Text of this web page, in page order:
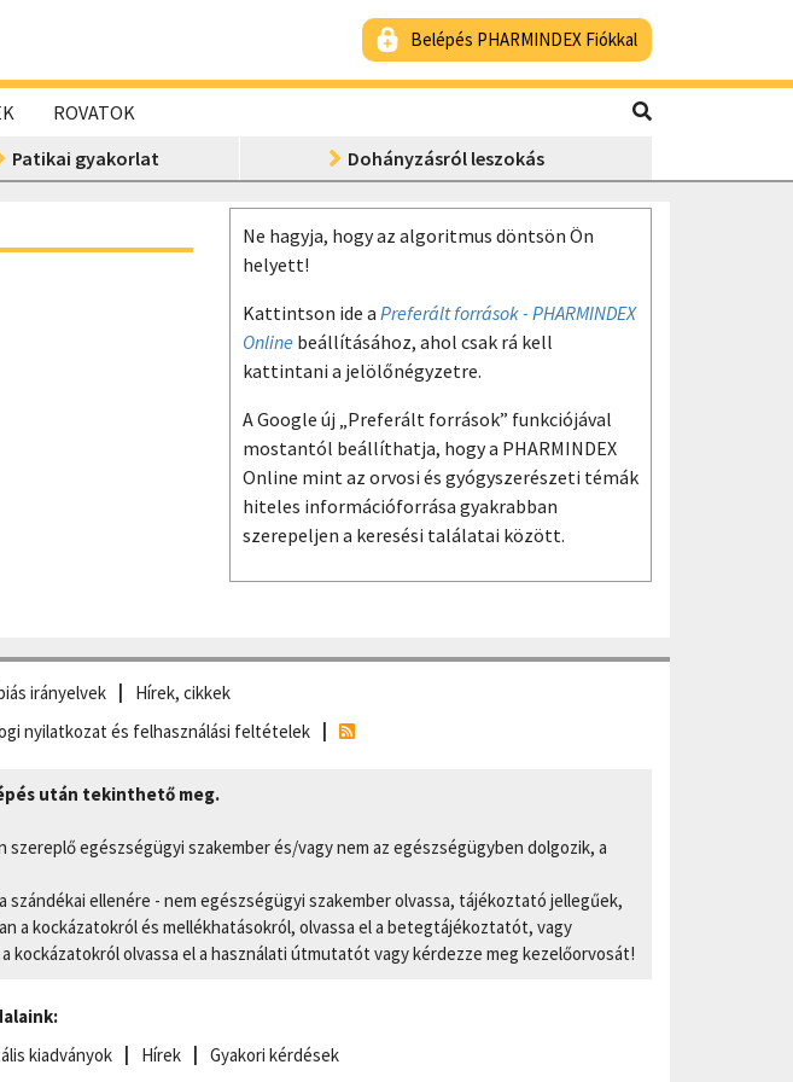
Belépés PHARMINDEX Fiókkal
ROVATOK
Patikai gyakorlat Dohányzásról leszokás
Ne hagyja, hogy az algoritmus döntsön Ön
helyett!
Kattintson ide a Preferált források - PHARMINDEX
Online beállításához, ahol csak rá kell
kattintani a jelölőnégyzetre.
A Google új „Preferált források” funkciójával
mostantól beállíthatja, hogy a PHARMINDEX
Online mint az orvosi és gyógyszerészeti témák
hiteles információforrása gyakrabban
szerepeljen a keresési találatai között.
irányelvek
Hírek, cikkek
nyilatkozat és felhasználási feltételek
után tekinthető meg.
egészségügyi szakember és/vagy nem az egészségügyben dolgozik, a
ellenére - nem egészségügyi szakember olvassa, tájékoztató jellegűek,
a kockázatokról és mellékhatásokról, olvassa el a betegtájékoztatót, vagy
olvassa el a használati útmutatót vagy kérdezze meg kezelőorvosát!
kiadványok Hírek Gyakori kérdések